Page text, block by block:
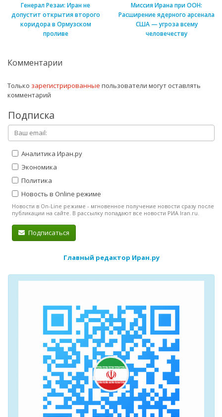
Генерал Резаи: Иран не
допустит открытия второго
коридора в Ормузском
проливе
Миссия Ирана при ООН:
Расширение ядерного арсенала
США — угроза всему
человечеству
Комментарии
Только зарегистрированные пользователи могут оставлять
комментарий
Подписка
Аналитика Иран.ру
Экономика
Политика
Новость в Online режиме
Новости в On-Line режиме - мгновенное получение новости сразу после
публикации на сайте. В рассылку попадают все новости РИА Iran.ru.
Подписаться
Главный редактор Иран.ру